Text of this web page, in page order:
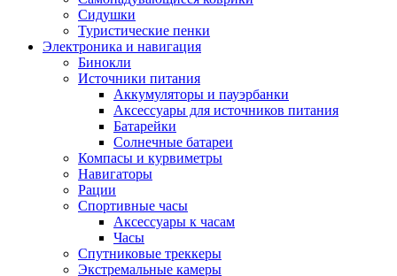
Сидушки
Туристические пенки
Электроника и навигация
Бинокли
Источники питания
Аккумуляторы и пауэрбанки
Аксессуары для источников питания
Батарейки
Солнечные батареи
Компасы и курвиметры
Навигаторы
Рации
Спортивные часы
Аксессуары к часам
Часы
Спутниковые треккеры
Экстремальные камеры